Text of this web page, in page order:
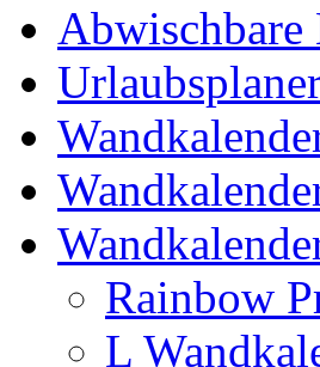
Abwischbare
Rainbow
L